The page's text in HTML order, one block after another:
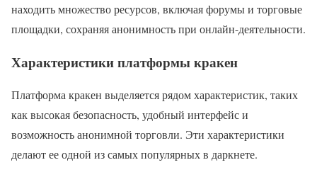
находить множество ресурсов, включая форумы и торговые
площадки, сохраняя анонимность при онлайн-деятельности.
Характеристики платформы кракен
Платформа кракен выделяется рядом характеристик, таких
как высокая безопасность, удобный интерфейс и
возможность анонимной торговли. Эти характеристики
делают ее одной из самых популярных в даркнете.